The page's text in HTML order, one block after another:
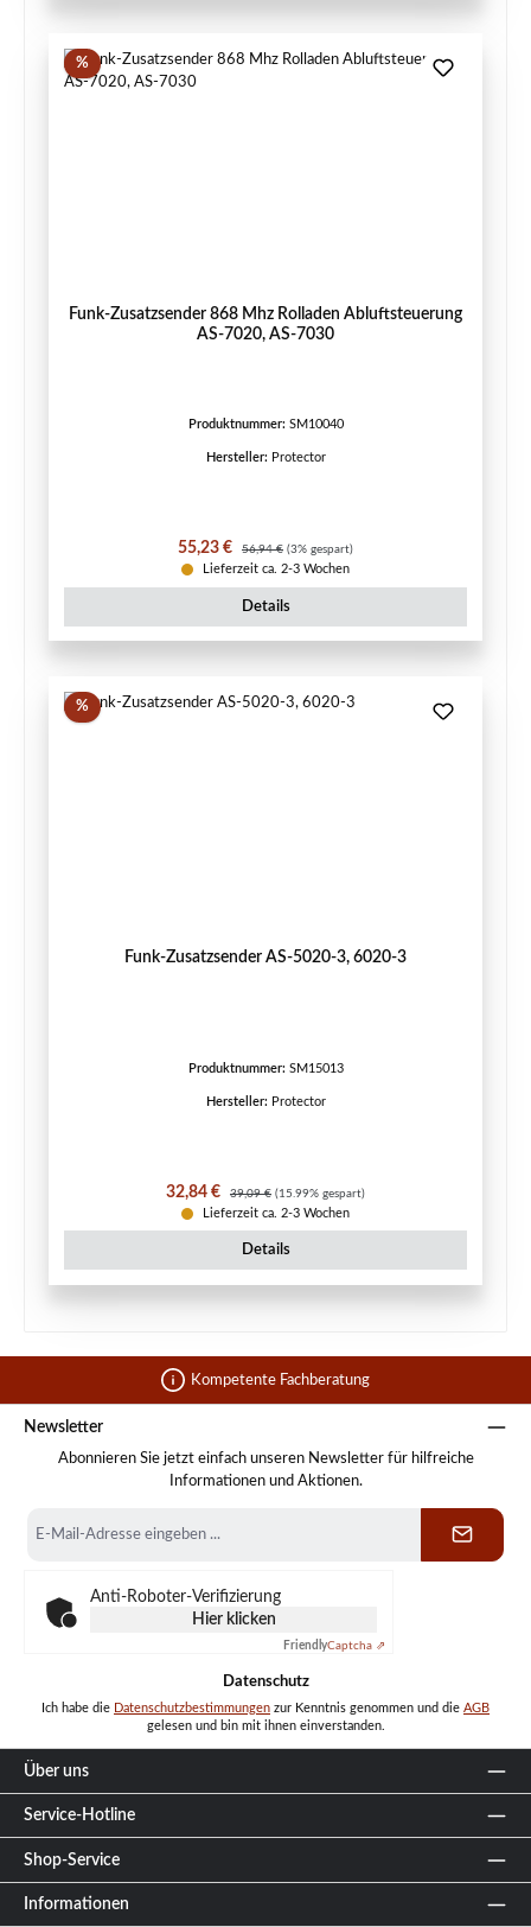
%Rabatt
Funk-Zusatzsender 868 Mhz Rolladen Abluftsteuerung
AS-7020, AS-7030
Produktnummer: SM10040
Hersteller: Protector
Verkaufspreis:
55,23 € Regulärer Preis:
56,94 € (3% gespart)
Lieferzeit ca. 2-3 Wochen
Details
%Rabatt
Funk-Zusatzsender AS-5020-3, 6020-3
Produktnummer: SM15013
Hersteller: Protector
Verkaufspreis:
32,84 € Regulärer Preis:
39,09 € (15.99% gespart)
Lieferzeit ca. 2-3 Wochen
Details
Kompetente Fachberatung
Newsletter
Abonnieren Sie jetzt einfach unseren Newsletter für hilfreiche
Informationen und Aktionen.
Mail-
Anti-Roboter-Verifizierung
Hier klicken
FriendlyCaptcha ⇗
Datenschutz
Ich habe die Datenschutzbestimmungen zur Kenntnis genommen und die AGB
gelesen und bin mit ihnen einverstanden.
Über uns
Service-Hotline
Shop-Service
Informationen